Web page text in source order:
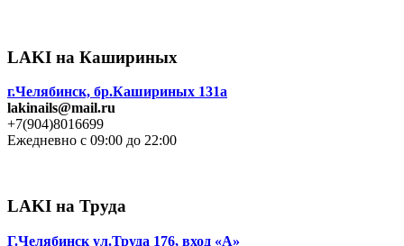
LAKI на Кашириных
г.Челябинск, бр.Кашириных 131а
lakinails@mail.ru
+7(904)8016699
Ежедневно с 09:00 до 22:00
LAKI на Труда
Г.Челябинск ул.Труда 176, вход «А»